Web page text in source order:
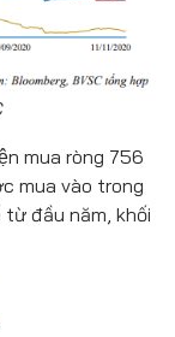
mua ròng 756
mua vào trong
đầu năm, khối